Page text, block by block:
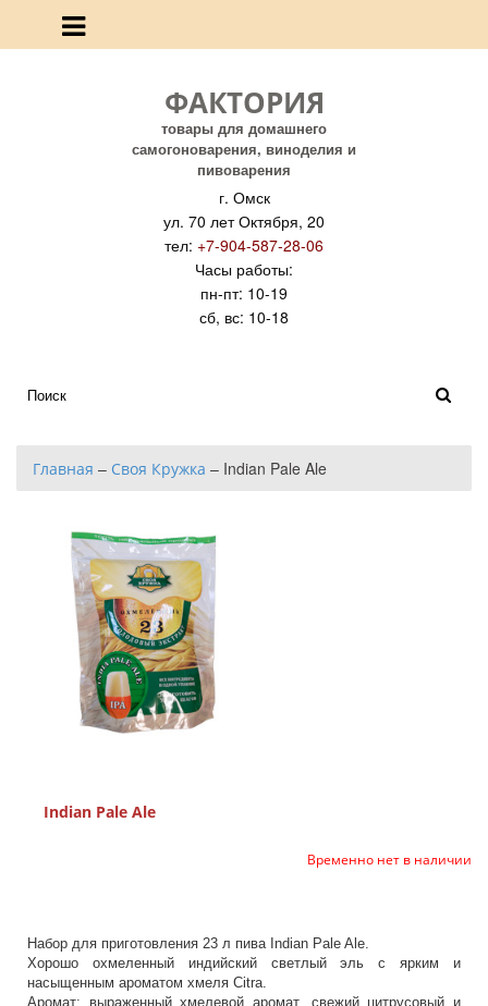
ФАКТОРИЯ
товары для домашнего
самогоноварения, виноделия и
пивоварения
г. Омск
ул. 70 лет Октября, 20
тел: +7-904-587-28-06
Часы работы:
пн-пт: 10-19
сб, вс: 10-18
Главная – Своя Кружка – Indian Pale Ale
Indian Pale Ale
Временно нет в наличии
Набор для приготовления 23 л пива Indian Pale Ale.
Хорошо охмеленный индийский светлый эль с ярким и
насыщенным ароматом хмеля Citra.
Аромат: выраженный хмелевой аромат, свежий цитрусовый и